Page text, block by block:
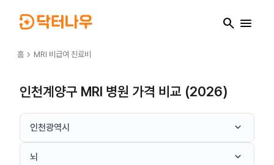
search menu
홈 chevron_right MRI 비급여 진료비
인천계양구 MRI 병원 가격 비교 (2026)
인천광역시 keyboard_arrow_down
뇌 keyboard_arrow_down